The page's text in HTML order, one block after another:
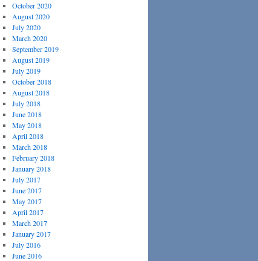
October 2020
August 2020
July 2020
March 2020
September 2019
August 2019
July 2019
October 2018
August 2018
July 2018
June 2018
May 2018
April 2018
March 2018
February 2018
January 2018
July 2017
June 2017
May 2017
April 2017
March 2017
January 2017
July 2016
June 2016